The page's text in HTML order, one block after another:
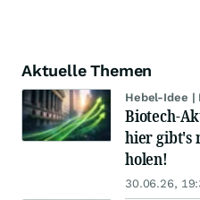
Aktuelle Themen
Hebel-Idee |
Biotech-
hier gibt's
holen!
30.06.26,